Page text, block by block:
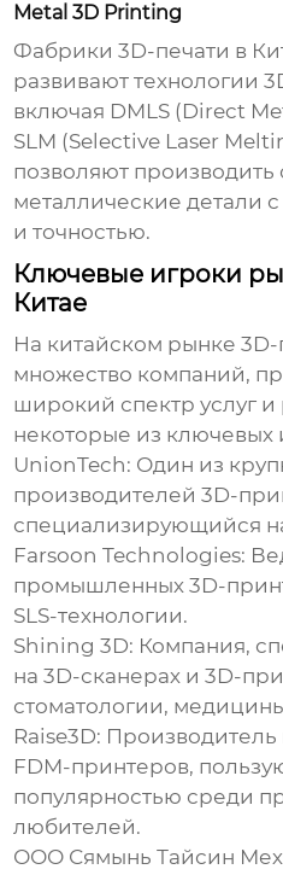
Metal 3D Printing
Фабрики 3D-печати в
развивают технологии
включая DMLS (Direct
SLM (Selective Laser
позволяют
металлические детали
и точностью.
Ключевые игроки
Китае
На китайском рынке
множество компаний,
широкий спектр услуг
некоторые из ключевых
UnionTech: Один из
производителей 3D-
специализирующийся
Farsoon Technologies:
промышленных 3D-
SLS-технологии.
Shining 3D: Компания,
на 3D-сканерах и 3D-
стоматологии,
Raise3D: Производитель
FDM-принтеров,
популярностью среди
любителей.
ООО Сямынь Тайсин